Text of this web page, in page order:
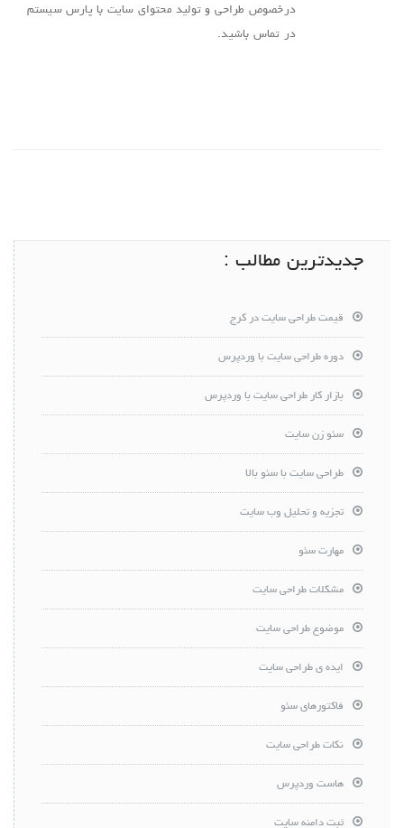
درخصوص طراحی و تولید محتوای سایت با پارس سیستم
در تماس باشید.
جدیدترین مطالب :
قیمت طراحی سایت در کرج
دوره طراحی سایت با وردپرس
بازار کار طراحی سایت با وردپرس
سئو زن سایت
طراحی سایت با سئو بالا
تجزیه و تحلیل وب سایت
مهارت سئو
مشکلات طراحی سایت
موضوع طراحی سایت
ایده ی طراحی سایت
فاکتورهای سئو
نکات طراحی سایت
هاست وردپرس
ثبت دامنه سایت